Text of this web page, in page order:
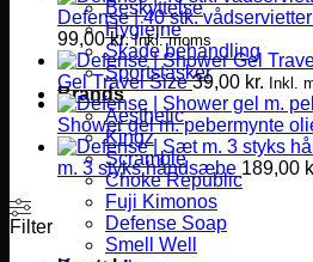
Beskyttelse
Hygiejne
Skade behandling
Sportstasker
Brands
Aesthetic
Kingz
Scramble
Choke Republic
Fuji Kimonos
Defense Soap
Smell Well
Defense | 40 stk.
99,00kr. Inkl. moms
Gel Travel Size 39,00 kr. Inkl.
Shower gel m. pebermynte
m. 3 styks håndsæbe 189,00
Filter